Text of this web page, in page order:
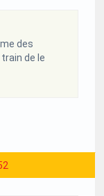
des
de le